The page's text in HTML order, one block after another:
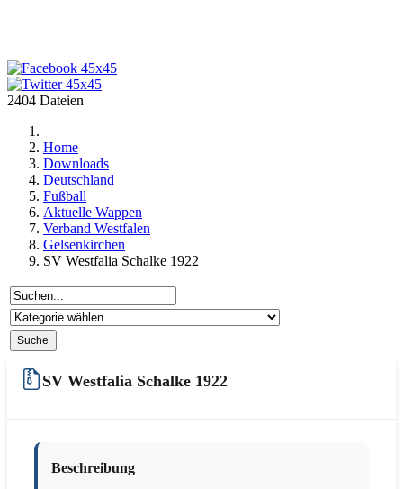
2404 Dateien
Home
Downloads
Deutschland
Fußball
Aktuelle Wappen
Verband Westfalen
Gelsenkirchen
SV Westfalia Schalke 1922
SV Westfalia Schalke 1922
Beschreibung